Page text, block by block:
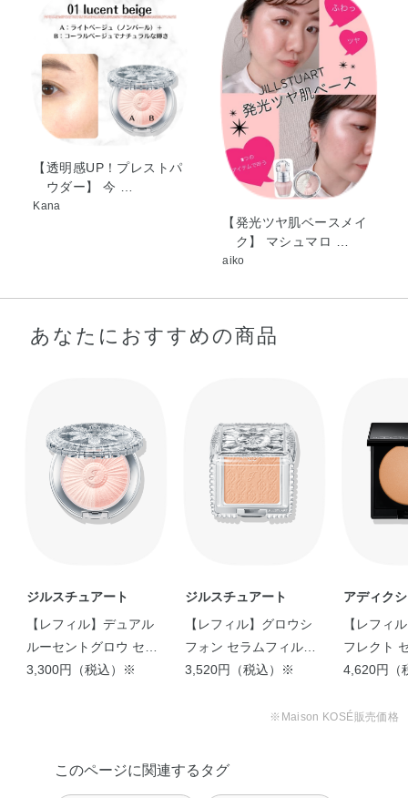
カン・エチルセルロース・オクチルドデカノール・ジメチ
コノール・ジメチコン・ダイヤモンド末・ミネラルオイ
ル・酸化スズ・香料・グンジョウ・マイカ・酸化チタン・
酸化亜鉛・酸化鉄・赤226
【透明感UP！プレストパ
ウダー】 今 …
Kana
【発光ツヤ肌ベースメイ
ク】 マシュマロ …
aiko
あなたにおすすめの商品
ジルスチュアート
【レフィル】デュアル
ルーセントグロウ セッ
ティングパウダー
3,300円（税込）※
ジルスチュアート
【レフィル】グロウシ
フォン セラムフィルタ
ー
3,520円（税込）※
アディク
【レフィ
フレクト セッティング
パウダー
4,620円（
※Maison KOSÉ販売価格
このページに関連するタグ